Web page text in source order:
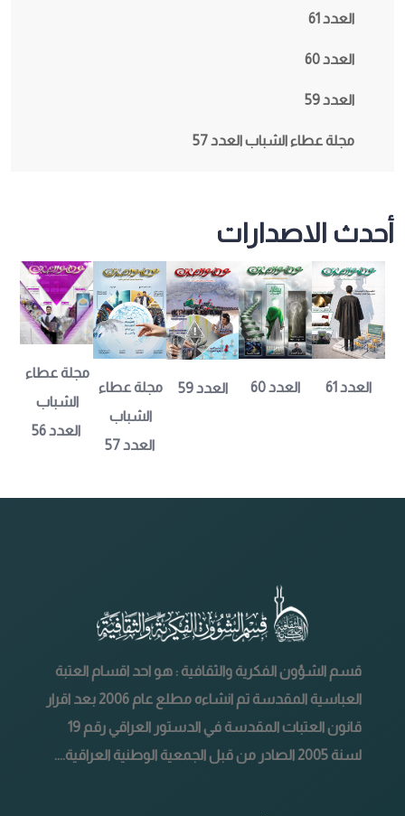
العدد 61
العدد 60
العدد 59
مجلة عطاء الشباب العدد 57
أحدث الاصدارات
العدد 61 العدد 60 العدد 59
مجلة عطاء
الشباب
العدد 57
مجلة عطاء
الشباب
العدد 56
قسم الشؤون الفكرية والثقافية : هو احد اقسام العتبة
العباسية المقدسة تم انشاءه مطلع عام 2006 بعد اقرار
قانون العتبات المقدسة في الدستور العراقي رقم 19
لسنة 2005 الصادر من قبل الجمعية الوطنية العراقية....